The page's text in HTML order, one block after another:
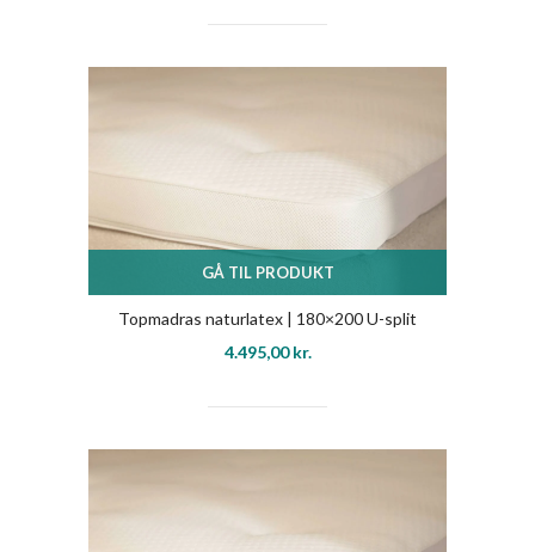
GÅ TIL PRODUKT
Topmadras naturlatex | 180×200 U-split
4.495,00kr.